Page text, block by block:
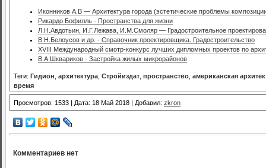
Иконников А.В — Архитектура города (эстетические проблемы
Рикардо Бофилль - Пространства для жизни
Л.Н.Авдотьин, И.Г.Лежава, И.М.Смоляр — Градостроительное
В.Н.Белоусов и др. - Справочник проектировщика. Градостроительство
XVIII Международный смотр-конкурс лучших дипломных проектов по
В.А.Шквариков - Застройка жилых микрорайонов
Теги: Гидион архитектура Стройиздат пространство американская
время
Просмотров: 1533 | Дата: 18 Май 2018 | Добавил: zkron
Комментариев нет